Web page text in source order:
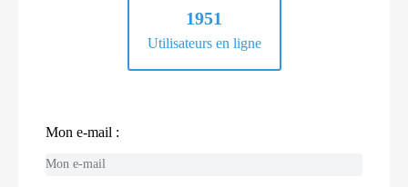
1951
Utilisateurs en ligne
Mon e-mail :